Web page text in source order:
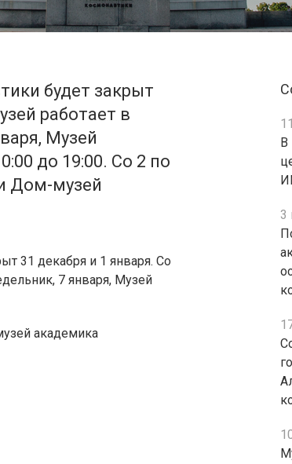
будет закрыт
работает в
Музей
до 19:00. Со 2 по
Дом-музей
31 декабря и 1 января. Со
7 января, Музей
академика
В
3